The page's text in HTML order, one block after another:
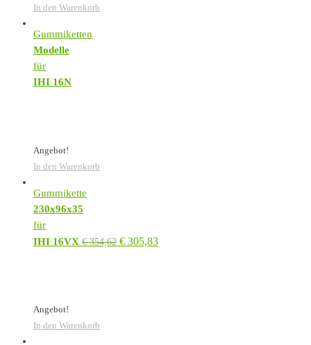
In den Warenkorb
Gummiketten
Modelle
für
IHI 16N
Angebot!
In den Warenkorb
Gummikette
230x96x35
für
IHI 16VX €354,62 € 305,83
Angebot!
In den Warenkorb